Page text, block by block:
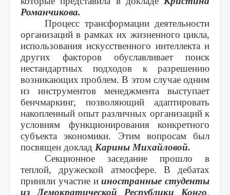
Романчикова.
Процесс трансформации деятельности
организаций в рамках их жизненного цикла,
использования искусственного интеллекта и
других факторов обуславливает поиск
нестандартных подходов к разрешению
возникающих проблем. В этом случае одним
из инструментов менеджмента выступает
бенчмаркинг, позволяющий адаптировать
накопленный опыт различных организаций к
условиям функционирования конкретного
субъекта экономики. Этим вопросам был
посвящен доклад Карины Михайловой.
Секционное заседание прошло в
теплой, дружеской атмосфере. В дебатах
приняли участие ииностранные студенты
из Демократической Республики Конго,